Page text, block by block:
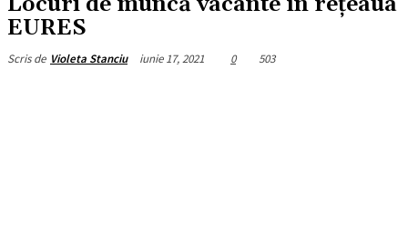
EURES
Scris de Violeta Stanciu iunie 17, 2021 0 503